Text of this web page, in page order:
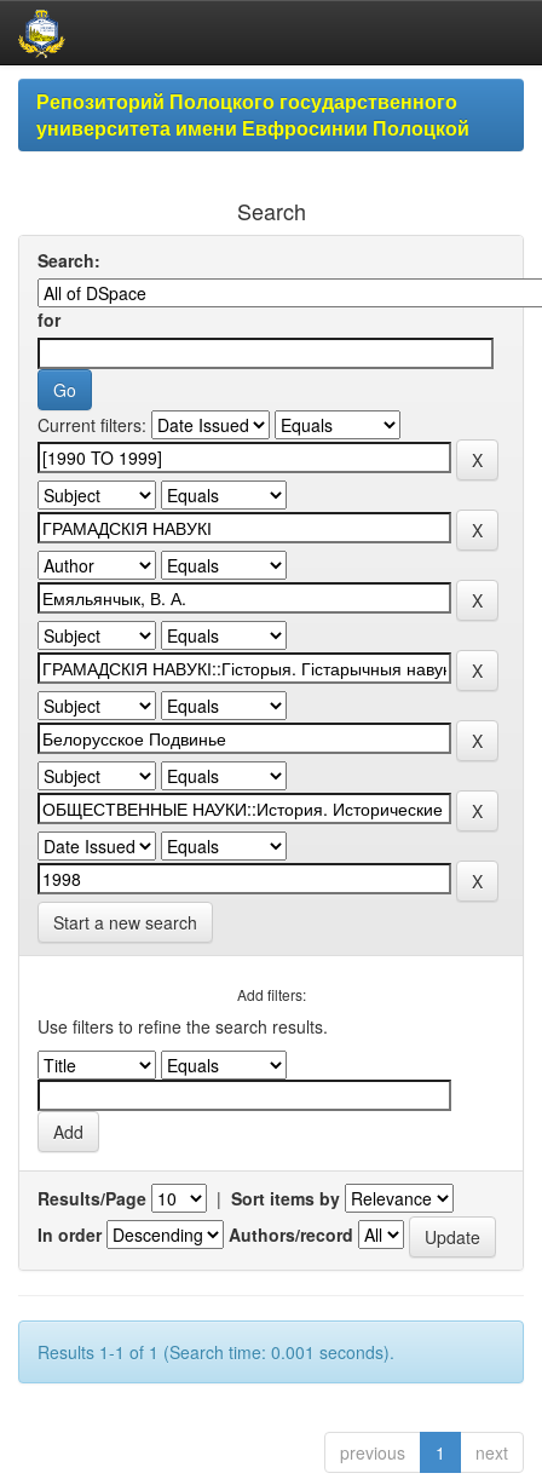
Skip
navigationРепозиторий Полоцкого государственного
университета имени Евфросинии Полоцкой
Search
Search:
for
Current filters:
Start a new search
Add filters:
Use filters to refine the search results.
Results/Page | Sort items by
In order
Authors/record
Results 1-1 of 1 (Search time: 0.001 seconds).
previous 1 next